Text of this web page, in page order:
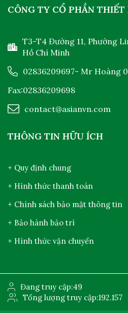
CÔNG TY CỔ PHẦN
T3-T4 Đường 11, Phường
Hồ Chí Minh
02836209697- Mr Hoàng
Fax:02836209698
contact@asianvn.com
THÔNG TIN HỮU ÍCH
+ Quy định chung
+ Hình thức thanh toán
+ Chính sách bảo mật thông tin
+ Bảo hành bảo trì
+ Hình thức vận chuyển
Đang truy cập:49
Tổng lượng truy cập:192.157